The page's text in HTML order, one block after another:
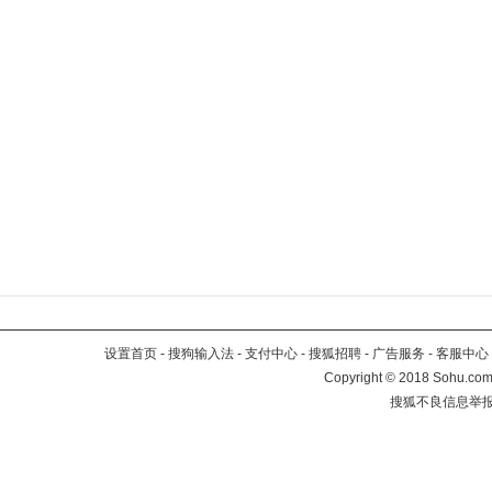
设置首页 - 搜狗输入法 - 支付中心 - 搜狐招聘 - 广告服务 - 客服中心
Copyright©2018
搜狐不良信息举